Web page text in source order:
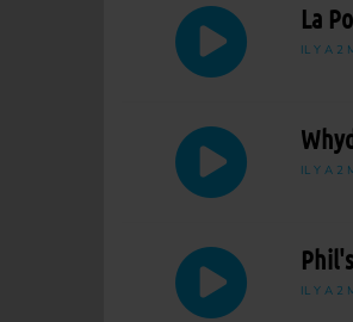
La
IL Y A 2
IL Y A 2
IL Y A 2